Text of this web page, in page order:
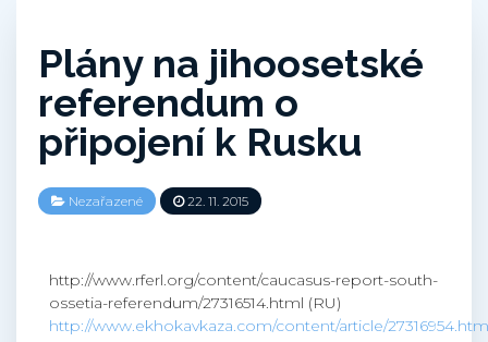
Plány na jihoosetské
referendum o
připojení k Rusku
Nezařazené 22. 11. 2015
http://www.rferl.org/content/caucasus-report-south-
ossetia-referendum/27316514.html (RU)
http://www.ekhokavkaza.com/content/article/